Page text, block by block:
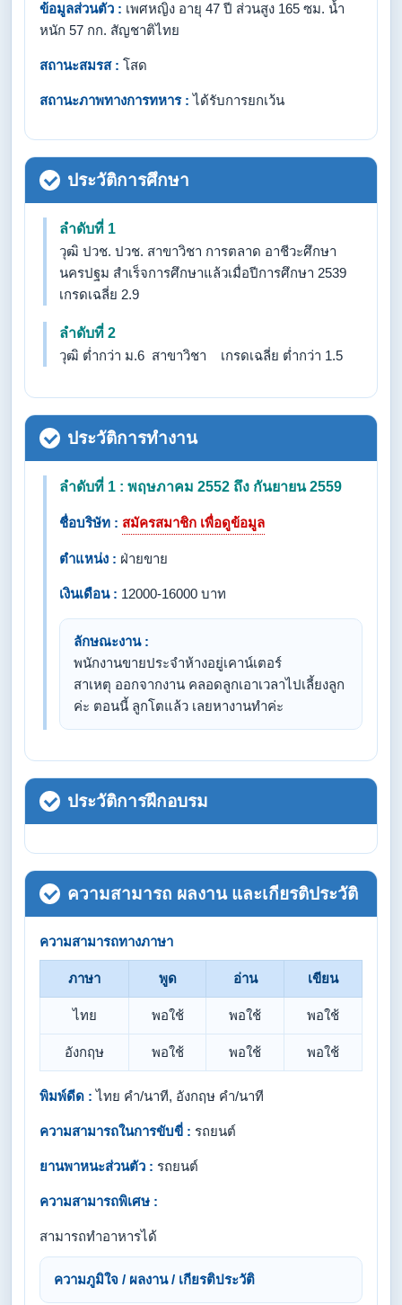
ข้อมูลส่วนตัว : เพศหญิง อายุ 47 ปี ส่วนสูง 165 ซม. น้ำ
หนัก 57 กก. สัญชาติไทย
สถานะสมรส : โสด
สถานะภาพทางการทหาร : ได้รับการยกเว้น
ประวัติการศึกษา
ลำดับที่ 1
วุฒิ ปวช. ปวช. สาขาวิชา การตลาด อาชีวะศึกษา
นครปฐม สำเร็จการศึกษาแล้วเมื่อปีการศึกษา 2539
เกรดเฉลี่ย 2.9
ลำดับที่ 2
วุฒิ ต่ำกว่า ม.6 สาขาวิชา เกรดเฉลี่ย ต่ำกว่า 1.5
ประวัติการทำงาน
ลำดับที่ 1 : พฤษภาคม 2552 ถึง กันยายน 2559
ชื่อบริษัท : สมัครสมาชิก เพื่อดูข้อมูล
ตำแหน่ง : ฝ่ายขาย
เงินเดือน : 12000-16000 บาท
ลักษณะงาน :
พนักงานขายประจำห้างอยู่เคาน์เตอร์
สาเหตุ ออกจากงาน คลอดลูกเอาเวลาไปเลี้ยงลูก
ค่ะ ตอนนี้ ลูกโตแล้ว เลยหางานทำค่ะ
ประวัติการฝึกอบรม
ความสามารถ ผลงาน และเกียรติประวัติ
ความสามารถทางภาษา
ภาษา พูด อ่าน เขียน
ไทย พอใช้ พอใช้ พอใช้
อังกฤษ พอใช้ พอใช้ พอใช้
พิมพ์ดีด : ไทย คำ/นาที, อังกฤษ คำ/นาที
ความสามารถในการขับขี่ : รถยนต์
ยานพาหนะส่วนตัว : รถยนต์
ความสามารถพิเศษ :
สามารถทำอาหารได้
ความภูมิใจ / ผลงาน / เกียรติประวัติ